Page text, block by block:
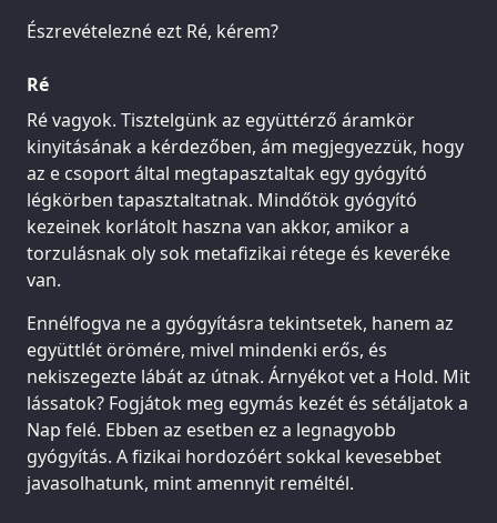
Észrevételezné ezt Ré, kérem?
Ré
Ré vagyok. Tisztelgünk az együttérző áramkör
kinyitásának a kérdezőben, ám megjegyezzük, hogy
az e csoport által megtapasztaltak egy gyógyító
légkörben tapasztaltatnak. Mindőtök gyógyító
kezeinek korlátolt haszna van akkor, amikor a
torzulásnak oly sok metafizikai rétege és keveréke
van.
Ennélfogva ne a gyógyításra tekintsetek, hanem az
együttlét örömére, mivel mindenki erős, és
nekiszegezte lábát az útnak. Árnyékot vet a Hold. Mit
lássatok? Fogjátok meg egymás kezét és sétáljatok a
Nap felé. Ebben az esetben ez a legnagyobb
gyógyítás. A fizikai hordozóért sokkal kevesebbet
javasolhatunk, mint amennyit reméltél.